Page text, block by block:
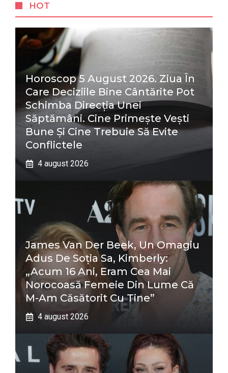
HOT
Horoscop 5 August 2026. Ziua În
Care Deciziile Bine Cântărite Pot
Schimba Direcția Unei
Săptămâni. Cine Primește Vești
Bune Și Cine Trebuie Să Evite
Conflictele
4 august 2026
James Van Der Beek, Un Omagiu
Adus De Soția Sa, Kimberly:
„Acum 16 Ani, Eram Cea Mai
Norocoasă Femeie Din Lume Că
M-Am Căsătorit Cu Tine”
4 august 2026